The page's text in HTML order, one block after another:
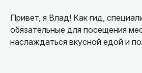
Привет, я Влад! Как гид,
обязательные для посещения
наслаждаться вкусной едой и